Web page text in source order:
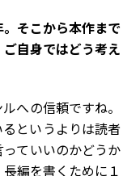
。そこから本作まで
自身ではどう考え
への信頼ですね。
というよりは読者
ていいのかどうか
編を書くために１